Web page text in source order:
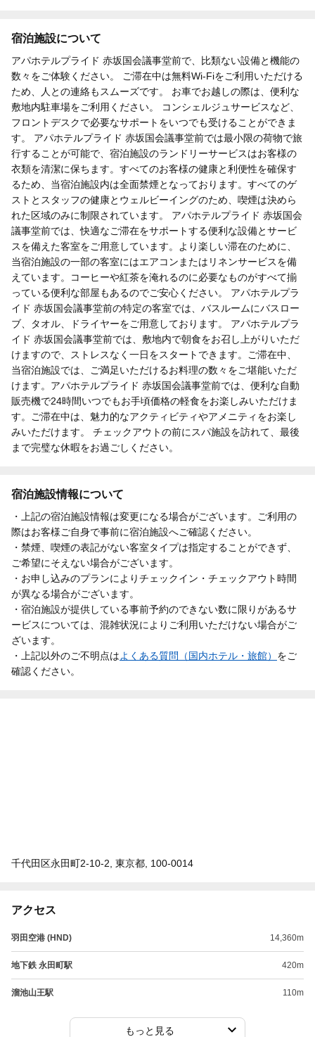
宿泊施設について
アパホテルプライド 赤坂国会議事堂前で、比類ない設備と機能の
数々をご体験ください。 ご滞在中は無料Wi-Fiをご利用いただける
ため、人との連絡もスムーズです。 お車でお越しの際は、便利な
敷地内駐車場をご利用ください。 コンシェルジュサービスなど、
フロントデスクで必要なサポートをいつでも受けることができま
す。 アパホテルプライド 赤坂国会議事堂前では最小限の荷物で旅
行することが可能で、宿泊施設のランドリーサービスはお客様の
衣類を清潔に保ちます。すべてのお客様の健康と利便性を確保す
るため、当宿泊施設内は全面禁煙となっております。すべてのゲ
ストとスタッフの健康とウェルビーイングのため、喫煙は決めら
れた区域のみに制限されています。 アパホテルプライド 赤坂国会
議事堂前では、快適なご滞在をサポートする便利な設備とサービ
スを備えた客室をご用意しています。より楽しい滞在のために、
当宿泊施設の一部の客室にはエアコンまたはリネンサービスを備
えています。コーヒーや紅茶を淹れるのに必要なものがすべて揃
っている便利な部屋もあるのでご安心ください。 アパホテルプラ
イド 赤坂国会議事堂前の特定の客室では、バスルームにバスロー
ブ、タオル、ドライヤーをご用意しております。 アパホテルプラ
イド 赤坂国会議事堂前では、敷地内で朝食をお召し上がりいただ
けますので、ストレスなく一日をスタートできます。ご滞在中、
当宿泊施設では、ご満足いただけるお料理の数々をご堪能いただ
けます。アパホテルプライド 赤坂国会議事堂前では、便利な自動
販売機で24時間いつでもお手頃価格の軽食をお楽しみいただけま
す。ご滞在中は、魅力的なアクティビティやアメニティをお楽し
みいただけます。 チェックアウトの前にスパ施設を訪れて、最後
まで完璧な休暇をお過ごしください。
宿泊施設情報について
・上記の宿泊施設情報は変更になる場合がございます。ご利用の
際はお客様ご自身で事前に宿泊施設へご確認ください。
・禁煙、喫煙の表記がない客室タイプは指定することができず、
ご希望にそえない場合がございます。
・お申し込みのプランによりチェックイン・チェックアウト時間
が異なる場合がございます。
・宿泊施設が提供している事前予約のできない数に限りがあるサ
ービスについては、混雑状況によりご利用いただけない場合がご
ざいます。
・上記以外のご不明点はよくある質問（国内ホテル・旅館） をご
確認ください。
千代田区永田町2-10-2, 東京都, 100-0014
アクセス
羽田空港 (HND) 14,360m
地下鉄 永田町駅 420m
溜池山王駅 110m
もっと見る